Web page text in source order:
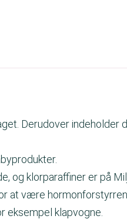
Derudover indeholder
og klorparaffiner er på
at være
eksempel klapvogne.